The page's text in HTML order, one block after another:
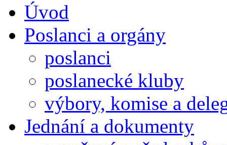
Úvod
Poslanci a orgány
poslanci
poslanecké kluby
výbory, komise a
Jednání a dokumenty